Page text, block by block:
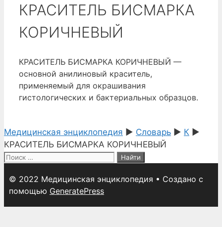
КРАСИТЕЛЬ БИСМАРКА
КОРИЧНЕВЫЙ
КРАСИТЕЛЬ БИСМАРКА КОРИЧНЕВЫЙ —
основной анилиновый краситель,
применяемый для окрашивания
гистологических и бактериальных образцов.
Медицинская энциклопедия ► Словарь ► К ►
КРАСИТЕЛЬ БИСМАРКА КОРИЧНЕВЫЙ
Поиск:
© 2022 Медицинская энциклопедия • Создано с
помощью GeneratePress